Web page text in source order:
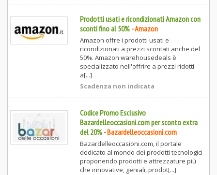
Prodotti usati e ricondizionati Amazon con
sconti fino al 50%-Amazon
Amazon offre i prodotti usati e
ricondizionati a prezzi scontati anche del
50%. Amazon warehousedeals è
specializzato nell'offrire a prezzi ridotti
a[...]
Scadenza non indicata
Codice Promo Esclusivo
Bazardelleoccasioni.com per sconto extra
del 20%-Bazardelleoccasioni.com
Bazardelleoccasioni.com, il portale
dedicato al mondo dei prodotti tecnologici
proponendo prodotti e attrezzature più
che innovative, geniali, prodot[...]